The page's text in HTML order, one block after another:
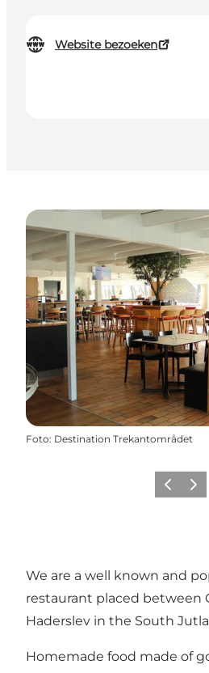
Website bezoeken
Foto: Destination Trekantområdet
Vorige
We are a well known and
restaurant placed between
Haderslev in the South
Homemade food made of